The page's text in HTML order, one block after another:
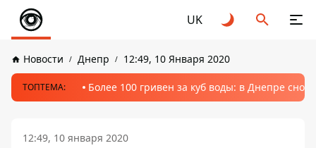
UK
Новости Днепр 12:49, 10 Января 2020
ТОПТЕМА: Более 100 гривен за куб воды: в Днепре
12:49, 10 января 2020